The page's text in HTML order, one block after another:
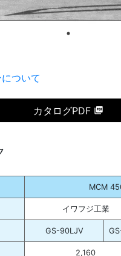
ついて
カタログPDF
MCM
イワフジ工業
GS-90LJV
2,160